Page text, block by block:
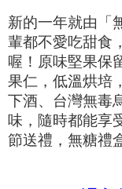
新的一年就由「
輩都不愛吃甜食
喔！原味堅果保
果仁，低溫烘培
下酒、台灣無毒
味，隨時都能享
節送禮，無糖禮